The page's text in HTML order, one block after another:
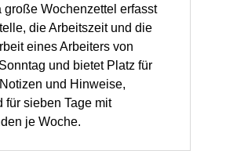
große Wochenzettel erfasst
die Arbeitszeit und die
eines Arbeiters von
und bietet Platz für
und Hinweise,
für sieben Tage mit
je Woche.